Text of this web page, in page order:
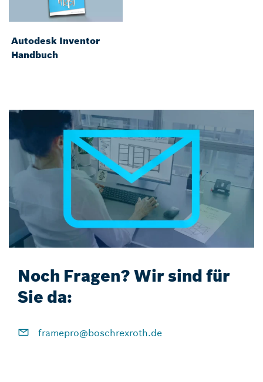
Autodesk Inventor
Handbuch
Noch Fragen? Wir sind für
Sie da:
framepro@boschrexroth.de